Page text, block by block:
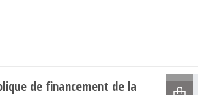
de financement de la